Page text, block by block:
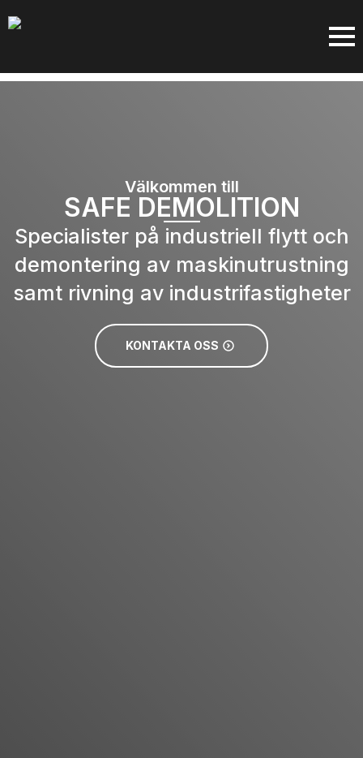
Välkommen till
SAFE DEMOLITION
Specialister på industriell flytt och
demontering av maskinutrustning
samt rivning av industrifastigheter
KONTAKTA OSS